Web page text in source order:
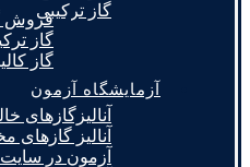
گاز ترکیبیفروش
گاز
گاز
آزمایشگاه آزمون
آنالیزگازهای
آنالیز گازهای
آزمون در